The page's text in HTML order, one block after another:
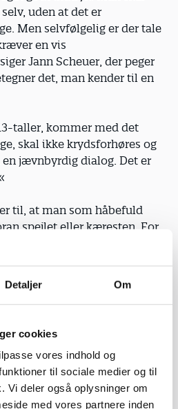
Detaljer Om
cookies
vores indhold og
til sociale medier og til
Vi deler også oplysninger om
med vores partnere inden
uden at det er
Men selvfølgelig er der tale
en vis
Jann Scheuer, der peger
det, man kender til en
taller, kommer med det
skal ikke krydsforhøres og
jævnbyrdig dialog. Det er
til, at man som håbefuld
spejlet eller kæresten. For
der går igen i de fleste
for eksempel bedt om
hun er, og så er det godt
godt tale for meget og Jann